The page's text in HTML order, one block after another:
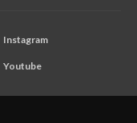
Instagram
Youtube